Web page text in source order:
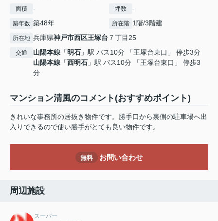
面積 - 坪数 -
築年数 築48年 所在階 1階/3階建
所在地 兵庫県神戸市西区王塚台 ７丁目25
交通 山陽本線 「明石 」駅 バス10分 「王塚台東口」 停歩3分
山陽本線 「西明石 」駅 バス10分 「王塚台東口」 停歩3
分
マンション清風のコメント(おすすめポイント)
きれいな事務所の居抜き物件です。勝手口から裏側の駐車場へ出
入りできるので使い勝手がとても良い物件です。
無料 お問い合わせ
周辺施設
スーパー